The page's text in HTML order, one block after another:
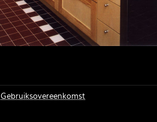
Gebruiksovereenkomst